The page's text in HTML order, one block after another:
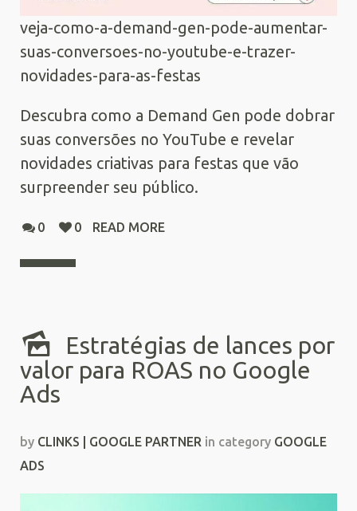
veja-como-a-demand-gen-pode-aumentar-
suas-conversoes-no-youtube-e-trazer-
novidades-para-as-festas
Descubra como a Demand Gen pode dobrar
suas conversões no YouTube e revelar
novidades criativas para festas que vão
surpreender seu público.
0 0 READ MORE
Estratégias de lances por
valor para ROAS no Google
Ads
by CLINKS | GOOGLE PARTNER in category GOOGLE
ADS